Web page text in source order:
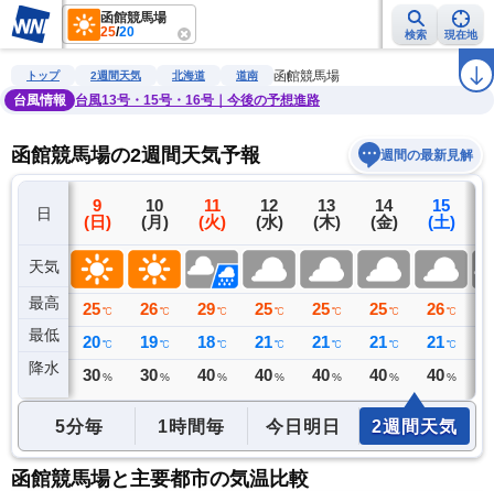
函館競馬場
25/20 検索 現在地
雨雲レーダー 台風情報 地震情報 警報・注意報 ラ
トップ 2週間天気 北海道 道南
函館競馬場
台風情報
台風13号・15号・16号｜今後の予想進路
函館競馬場の2週間天気予報 週間の最新見解
日
天気
最高
最低
降水
8
(土)
30 ℃
23 ℃
0 ミリ
9
(日)
25 ℃
20 ℃
30 %
10
(月)
26 ℃
19 ℃
30 %
11
(火)
29 ℃
18 ℃
40 %
12
(水)
25 ℃
21 ℃
40 %
13
(木)
25 ℃
21 ℃
40 %
14
(金)
25 ℃
21 ℃
40 %
15
(土)
26 ℃
21 ℃
40 %
5分毎 1時間毎 今日明日 2週間天気
函館競馬場と主要都市の気温比較